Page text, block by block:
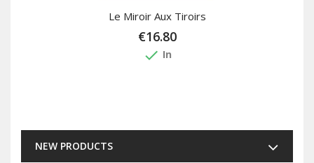
Le Miroir Aux Tiroirs
€16.80
done In
NEW PRODUCTS